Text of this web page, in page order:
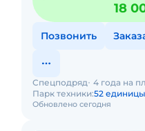
18
Позвонить
Обновлено сегодня
Спецподряд 4 года на
Парк техники:52 единицы